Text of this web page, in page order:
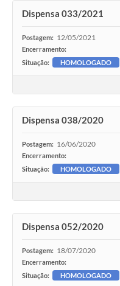
Dispensa 033/2021
Postagem: 12/05/2021
Encerramento:
Situação:
HOMOLOGADO
Dispensa 038/2020
Postagem: 16/06/2020
Encerramento:
Situação:
HOMOLOGADO
Dispensa 052/2020
Postagem: 18/07/2020
Encerramento:
Situação:
HOMOLOGADO